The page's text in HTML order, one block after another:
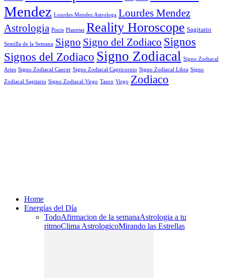
Mendez Lourdes Mendez Astrologa Lourdes Mendez
Astrologia Piscis Planetas Reality Horoscope Sagitario
Semilla de la Semana Signo Signo del Zodiaco Signos
Signos del Zodiaco Signo Zodiacal Signo Zodiacal
Aries Signo Zodiacal Cancer Signo Zodiacal Capricornio Signo Zodiacal Libra Signo
Zodiacal Sagitario Signo Zodiacal Virgo Tauro Virgo Zodiaco
Home
Energías del Día
TodoAfirmacion de la semanaAstrologia a tu
ritmoClima AstrologicoMirando las Estrellas